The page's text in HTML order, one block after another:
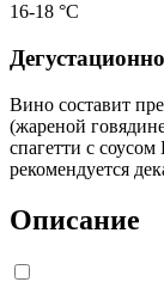
16-18 °С
Вино составит
(жареной
спагетти с
рекомендуется
Описание